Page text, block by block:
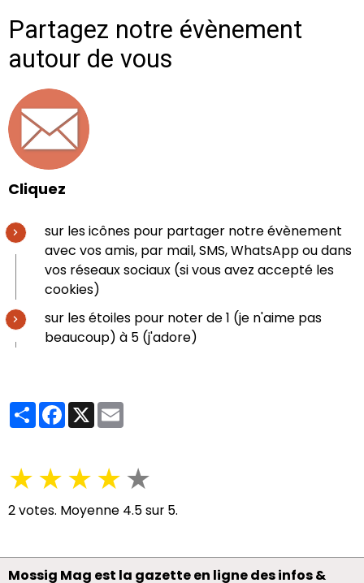
Partagez notre évènement
autour de vous
Cliquez
sur les icônes pour partager notre évènement
avec vos amis, par mail, SMS, WhatsApp ou dans
vos réseaux sociaux (si vous avez accepté les
cookies)
sur les étoiles pour noter de 1 (je n'aime pas
beaucoup) à 5 (j'adore)
PartagerFacebook
X
★★★★★
2votes. Moyenne 4.5sur 5.
Mossig Mag est la gazette en ligne des infos &